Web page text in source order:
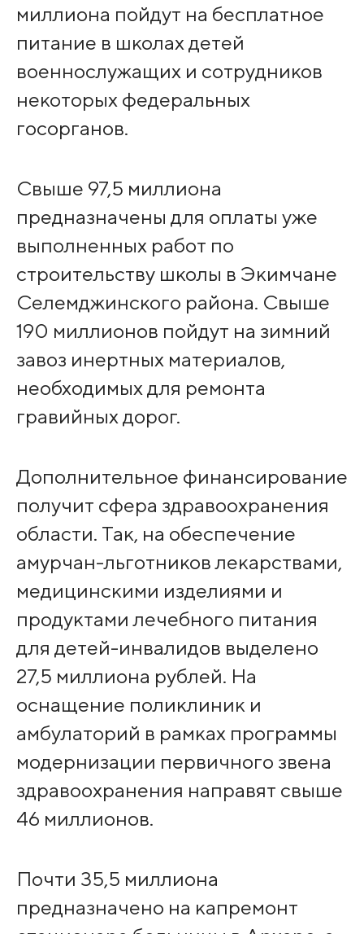
миллиона пойдут на бесплатное
питание в школах детей
военнослужащих и сотрудников
некоторых федеральных
госорганов.
Свыше 97,5 миллиона
предназначены для оплаты уже
выполненных работ по
строительству школы в Экимчане
Селемджинского района. Свыше
190 миллионов пойдут на зимний
завоз инертных материалов,
необходимых для ремонта
гравийных дорог.
Дополнительное финансирование
получит сфера здравоохранения
области. Так, на обеспечение
амурчан-льготников лекарствами,
медицинскими изделиями и
продуктами лечебного питания
для детей-инвалидов выделено
27,5 миллиона рублей. На
оснащение поликлиник и
амбулаторий в рамках программы
модернизации первичного звена
здравоохранения направят свыше
46 миллионов.
Почти 35,5 миллиона
предназначено на капремонт